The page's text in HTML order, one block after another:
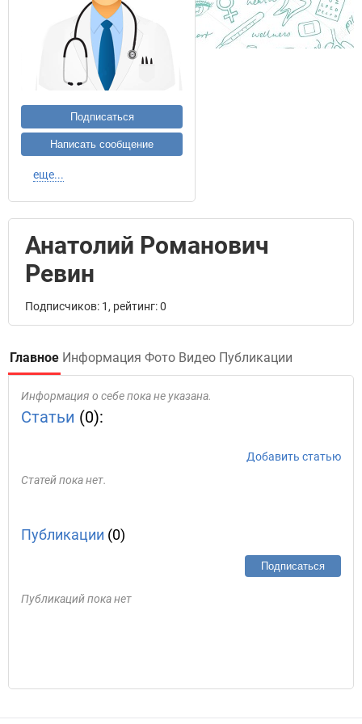
Подписаться
Написать сообщение
еще...
Анатолий Романович
Ревин
Подписчиков: 1, рейтинг: 0
Главное Информация Фото Видео Публикации
Информация о себе пока не указана.
Статьи (0):
Добавить статью
Статей пока нет.
Публикации (0)
Подписаться
Публикаций пока нет